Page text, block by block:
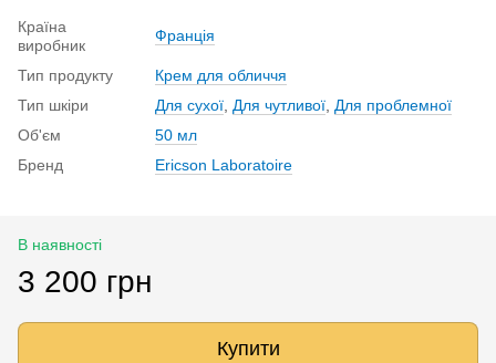
Країна
виробник
Франція
Тип продукту
Крем для обличчя
Тип шкіри
Для сухої Для чутливої Для проблемної
Об'єм
50 мл
Бренд
Ericson Laboratoire
В наявності
3 200 грн
Купити